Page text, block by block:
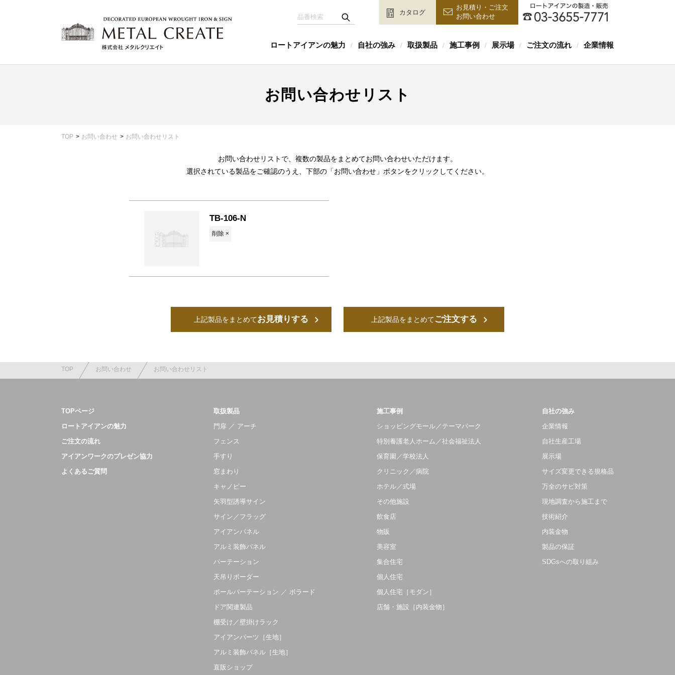
カタログ
お見積り・ご注文
お問い合わせ
ロートアイアンの魅力 / 自社の強み / 取扱製品 / 施工事例 / 展示場 / ご注文の流れ / 企業情報
お問い合わせリスト
TOP お問い合わせ お問い合わせリスト
お問い合わせリストで、複数の製品をまとめてお問い合わせいただけます。
選択されている製品をご確認のうえ、下部の「お問い合わせ」ボタンをクリックしてください。
TB-106-N
削除 ×
上記製品をまとめてお見積りする 上記製品をまとめてご注文する
TOP お問い合わせ お問い合わせリスト
TOPページ
ロートアイアンの魅力
ご注文の流れ
アイアンワークのプレゼン協力
よくあるご質問
取扱製品
門扉 ／ アーチ
フェンス
手すり
窓まわり
キャノピー
矢羽型誘導サイン
サイン／フラッグ
アイアンパネル
アルミ装飾パネル
パーテーション
天吊りボーダー
ポールパーテーション ／ ボラード
ドア関連製品
棚受け／壁掛けラック
アイアンパーツ［生地］
アルミ装飾パネル［生地］
直販ショップ
施工事例
ショッピングモール／テーマパーク
特別養護老人ホーム／社会福祉法人
保育園／学校法人
クリニック／病院
ホテル／式場
その他施設
飲食店
物販
美容室
集合住宅
個人住宅
個人住宅［モダン］
店舗・施設［内装金物］
自社の強み
企業情報
自社生産工場
展示場
サイズ変更できる規格品
万全のサビ対策
現地調査から施工まで
技術紹介
内装金物
製品の保証
SDGsへの取り組み